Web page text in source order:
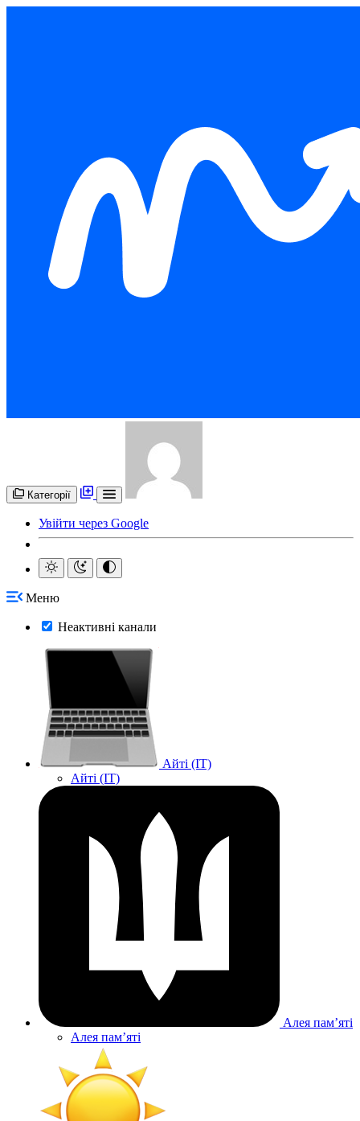
Категорії
Увійти через Google
Меню
Неактивні канали
Айті (IT)
Айті (IT)
Алея памʼяті
Алея памʼяті